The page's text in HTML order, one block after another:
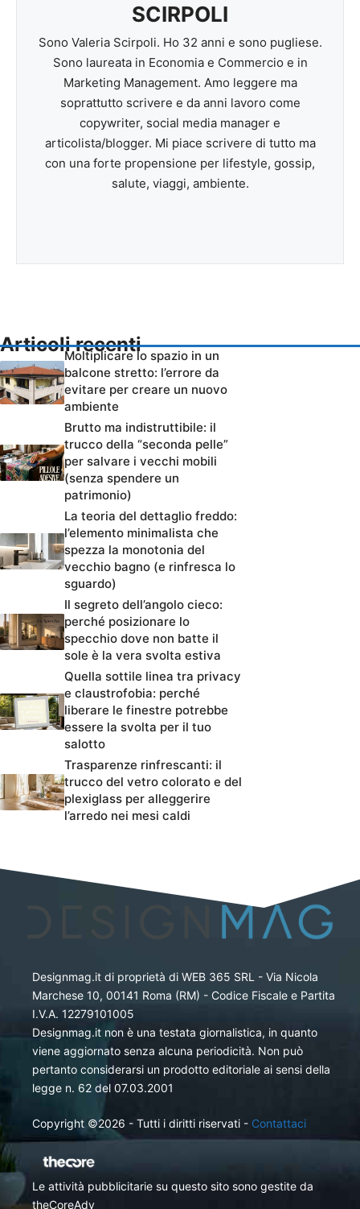
SCIRPOLI
Sono Valeria Scirpoli. Ho 32 anni e sono pugliese.
Sono laureata in Economia e Commercio e in
Marketing Management. Amo leggere ma
soprattutto scrivere e da anni lavoro come
copywriter, social media manager e
articolista/blogger. Mi piace scrivere di tutto ma
con una forte propensione per lifestyle, gossip,
salute, viaggi, ambiente.
Articoli recenti
Moltiplicare lo spazio in un
balcone stretto: l’errore da
evitare per creare un nuovo
ambiente
Brutto ma indistruttibile: il
trucco della “seconda pelle”
per salvare i vecchi mobili
(senza spendere un
patrimonio)
La teoria del dettaglio freddo:
l’elemento minimalista che
spezza la monotonia del
vecchio bagno (e rinfresca lo
sguardo)
Il segreto dell’angolo cieco:
perché posizionare lo
specchio dove non batte il
sole è la vera svolta estiva
Quella sottile linea tra privacy
e claustrofobia: perché
liberare le finestre potrebbe
essere la svolta per il tuo
salotto
Trasparenze rinfrescanti: il
trucco del vetro colorato e del
plexiglass per alleggerire
l’arredo nei mesi caldi
Designmag.it di proprietà di WEB 365 SRL - Via Nicola
Marchese 10, 00141 Roma (RM) - Codice Fiscale e Partita
I.V.A. 12279101005
Designmag.it non è una testata giornalistica, in quanto
viene aggiornato senza alcuna periodicità. Non può
pertanto considerarsi un prodotto editoriale ai sensi della
legge n. 62 del 07.03.2001
Copyright ©2026 - Tutti i diritti riservati - Contattaci
Le attività pubblicitarie su questo sito sono gestite da
theCoreAdv